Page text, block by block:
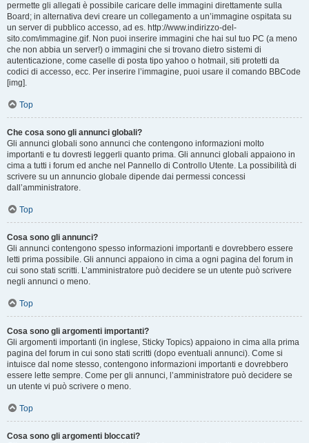
permette gli allegati è possibile caricare delle immagini direttamente sulla
Board; in alternativa devi creare un collegamento a un’immagine ospitata su
un server di pubblico accesso, ad es. http://www.indirizzo-del-
sito.com/immagine.gif. Non puoi inserire immagini che hai sul tuo PC (a meno
che non abbia un server!) o immagini che si trovano dietro sistemi di
autenticazione, come caselle di posta tipo yahoo o hotmail, siti protetti da
codici di accesso, ecc. Per inserire l’immagine, puoi usare il comando BBCode
[img].
Top
Che cosa sono gli annunci globali?
Gli annunci globali sono annunci che contengono informazioni molto
importanti e tu dovresti leggerli quanto prima. Gli annunci globali appaiono in
cima a tutti i forum ed anche nel Pannello di Controllo Utente. La possibilità di
scrivere su un annuncio globale dipende dai permessi concessi
dall’amministratore.
Top
Cosa sono gli annunci?
Gli annunci contengono spesso informazioni importanti e dovrebbero essere
letti prima possibile. Gli annunci appaiono in cima a ogni pagina del forum in
cui sono stati scritti. L’amministratore può decidere se un utente può scrivere
negli annunci o meno.
Top
Cosa sono gli argomenti importanti?
Gli argomenti importanti (in inglese, Sticky Topics) appaiono in cima alla prima
pagina del forum in cui sono stati scritti (dopo eventuali annunci). Come si
intuisce dal nome stesso, contengono informazioni importanti e dovrebbero
essere lette sempre. Come per gli annunci, l’amministratore può decidere se
un utente vi può scrivere o meno.
Top
Cosa sono gli argomenti bloccati?